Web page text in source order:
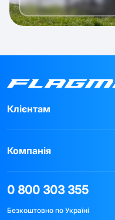
Клієнтам
Компанія
0 800 303 355
Безкоштовно по Україні